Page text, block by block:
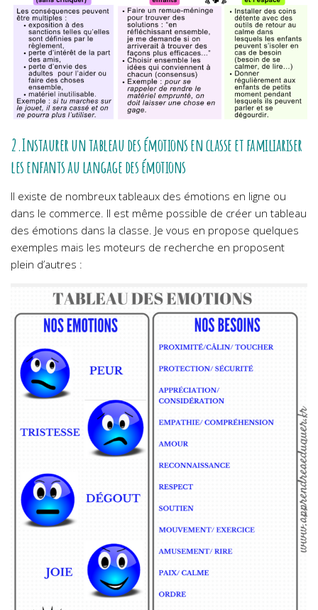
2.Instaurer un tableau des émotions en classe et familiariser
les enfants au langage des émotions
Il existe de nombreux tableaux des émotions en ligne ou
dans le commerce. Il est même possible de créer un tableau
des émotions dans la classe. Je vous en propose quelques
exemples mais les moteurs de recherche en proposent
plein d’autres :